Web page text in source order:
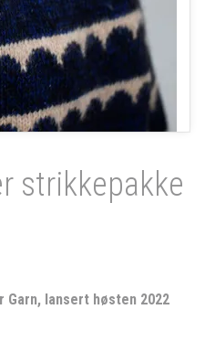
strikkepakke
lansert høsten 2022